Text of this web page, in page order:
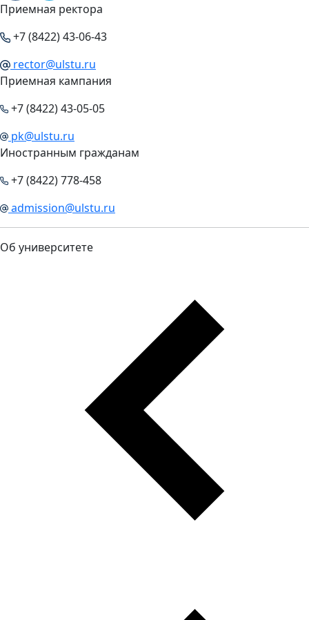
Приемная ректора
+7 (8422) 43-06-43
rector@ulstu.ru
Приемная кампания
+7 (8422) 43-05-05
pk@ulstu.ru
Иностранным гражданам
+7 (8422) 778-458
admission@ulstu.ru
Об университете